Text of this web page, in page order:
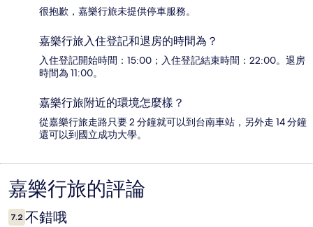
很抱歉，嘉樂行旅未提供停車服務。
嘉樂行旅入住登記和退房的時間為？
入住登記開始時間：15:00；入住登記結束時間：22:00。退房
時間為 11:00。
嘉樂行旅附近的環境怎麼樣？
從嘉樂行旅走路只要 2 分鐘就可以到台南車站，另外走 14 分鐘
還可以到國立成功大學。
評
論
嘉樂行旅的評論
7.2 不錯哦